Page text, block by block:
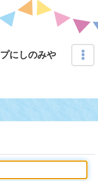
にしのみや